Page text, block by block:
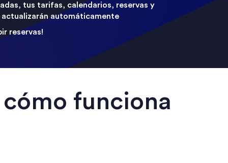
tus tarifas, calendarios, reservas y
actualizarán automáticamente
reservas!
funciona